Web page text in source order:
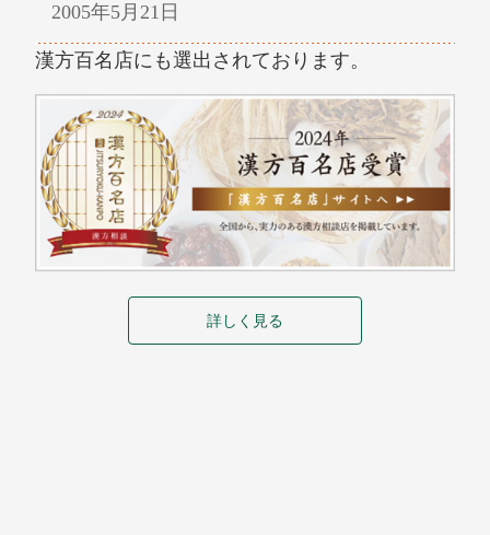
2005年5月21日
漢方百名店にも選出されております。
詳しく見る